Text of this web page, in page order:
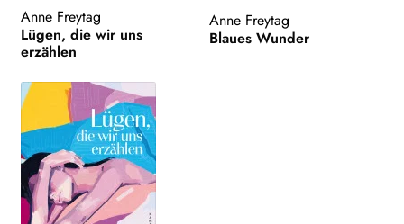
Anne Freytag
Lügen, die wir uns
erzählen
Anne Freytag
Blaues Wunder